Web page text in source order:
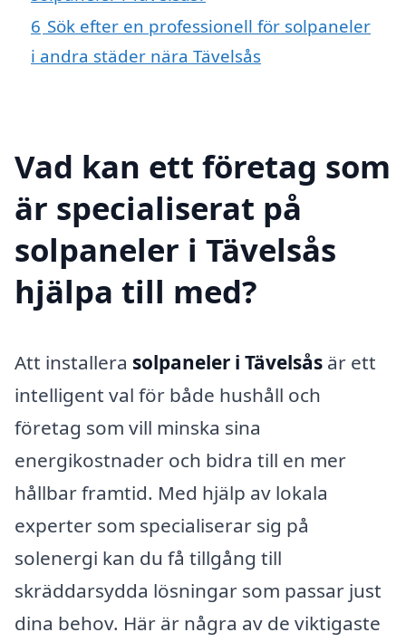
6 Sök efter en professionell för solpaneler
i andra städer nära Tävelsås
Vad kan ett företag som
är specialiserat på
solpaneler i Tävelsås
hjälpa till med?
Att installera solpaneler i Tävelsås är ett
intelligent val för både hushåll och
företag som vill minska sina
energikostnader och bidra till en mer
hållbar framtid. Med hjälp av lokala
experter som specialiserar sig på
solenergi kan du få tillgång till
skräddarsydda lösningar som passar just
dina behov. Här är några av de viktigaste